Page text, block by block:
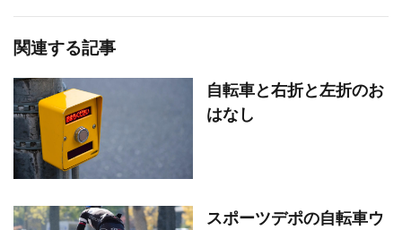
関連する記事
自転車と右折と左折のお
はなし
スポーツデポの自転車ウ